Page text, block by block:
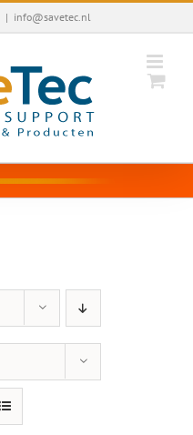
| info@savetec.nl